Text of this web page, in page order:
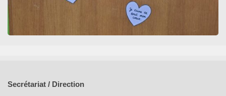
Secrétariat / Direction